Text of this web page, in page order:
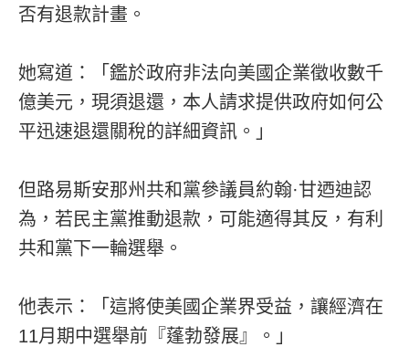
否有退款計畫。
她寫道：「鑑於政府非法向美國企業徵收數千
億美元，現須退還，本人請求提供政府如何公
平迅速退還關稅的詳細資訊。」
但路易斯安那州共和黨參議員約翰·甘迺迪認
為，若民主黨推動退款，可能適得其反，有利
共和黨下一輪選舉。
他表示：「這將使美國企業界受益，讓經濟在
11月期中選舉前『蓬勃發展』。」